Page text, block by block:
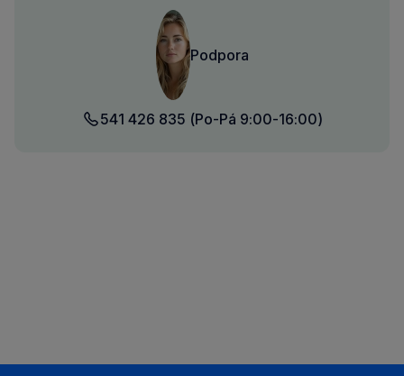
Podpora
541 426 835 (Po-Pá 9:00-16:00)